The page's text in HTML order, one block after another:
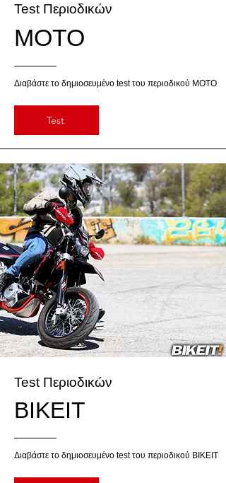
Test Περιοδικών
MOTO
Διαβάστε το δημιοσευμένο test του περιοδικού MOTO
Test
Test Περιοδικών
BIKEIT
Διαβάστε το δημιοσευμένο test του περιοδικού BIKEIT